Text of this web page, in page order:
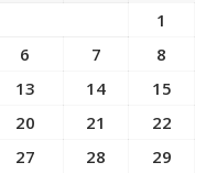
1
6 7
8
13 14
15
20 21
22
27 28
29